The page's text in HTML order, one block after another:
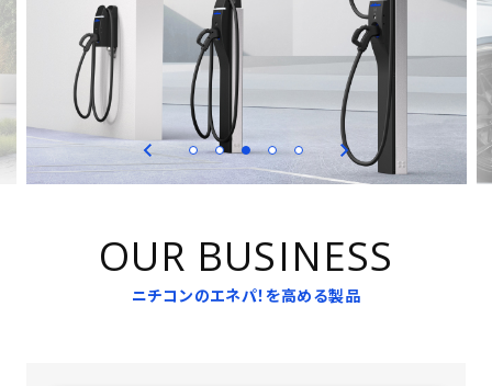
OUR BUSINESS
ニチコンのエネパ！を高める製品